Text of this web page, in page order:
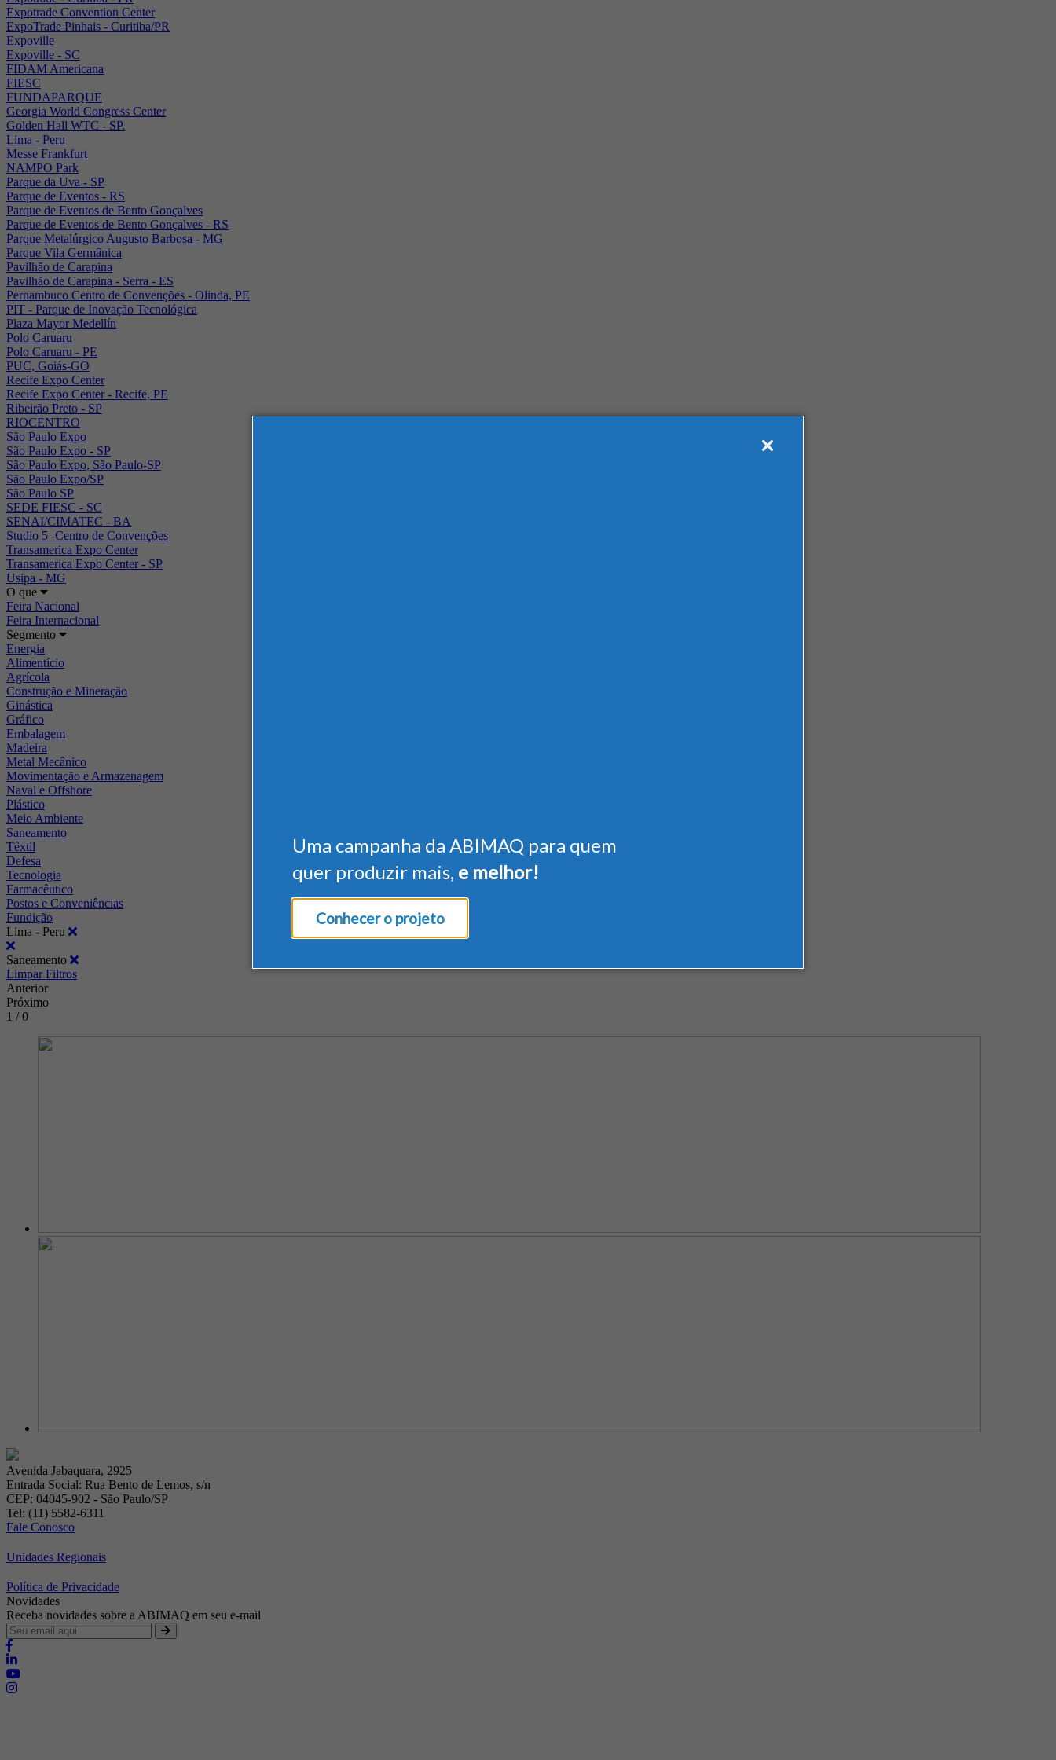
Uma campanha da ABIMAQ para quem
quer produzir mais, e melhor!
Conhecer o projeto
Expotrade Convention Center
ExpoTrade Pinhais - Curitiba/PR
Expoville
Expoville - SC
FIDAM Americana
FIESC
FUNDAPARQUE
Georgia World Congress Center
Golden Hall WTC - SP.
Lima - Peru
Messe Frankfurt
NAMPO Park
Parque da Uva - SP
Parque de Eventos - RS
Parque de Eventos de Bento Gonçalves
Parque de Eventos de Bento Gonçalves - RS
Parque Metalúrgico Augusto Barbosa - MG
Parque Vila Germânica
Pavilhão de Carapina
Pavilhão de Carapina - Serra - ES
Pernambuco Centro de Convenções - Olinda, PE
PIT - Parque de Inovação Tecnológica
Plaza Mayor Medellín
Polo Caruaru
Polo Caruaru - PE
PUC, Goiás-GO
Recife Expo Center
Recife Expo Center - Recife, PE
Ribeirão Preto - SP
RIOCENTRO
São Paulo Expo
São Paulo Expo - SP
São Paulo Expo, São Paulo-SP
São Paulo Expo/SP
São Paulo SP
SEDE FIESC - SC
SENAI/CIMATEC - BA
Studio 5 -Centro de Convenções
Transamerica Expo Center
Transamerica Expo Center - SP
Usipa - MG
O que
Feira Nacional
Feira Internacional
Segmento
Energia
Alimentício
Agrícola
Construção e Mineração
Ginástica
Gráfico
Embalagem
Madeira
Metal Mecânico
Movimentação e Armazenagem
Naval e Offshore
Plástico
Meio Ambiente
Saneamento
Têxtil
Defesa
Tecnologia
Farmacêutico
Postos e Conveniências
Fundição
Lima - Peru
Saneamento
Limpar Filtros
Anterior
Próximo
1 / 0
Avenida Jabaquara, 2925
Entrada Social: Rua Bento de Lemos, s/n
CEP: 04045-902 - São Paulo/SP
Tel: (11) 5582-6311
Fale Conosco
Unidades Regionais
Política de Privacidade
Novidades
Receba novidades sobre a ABIMAQ em seu e-mail